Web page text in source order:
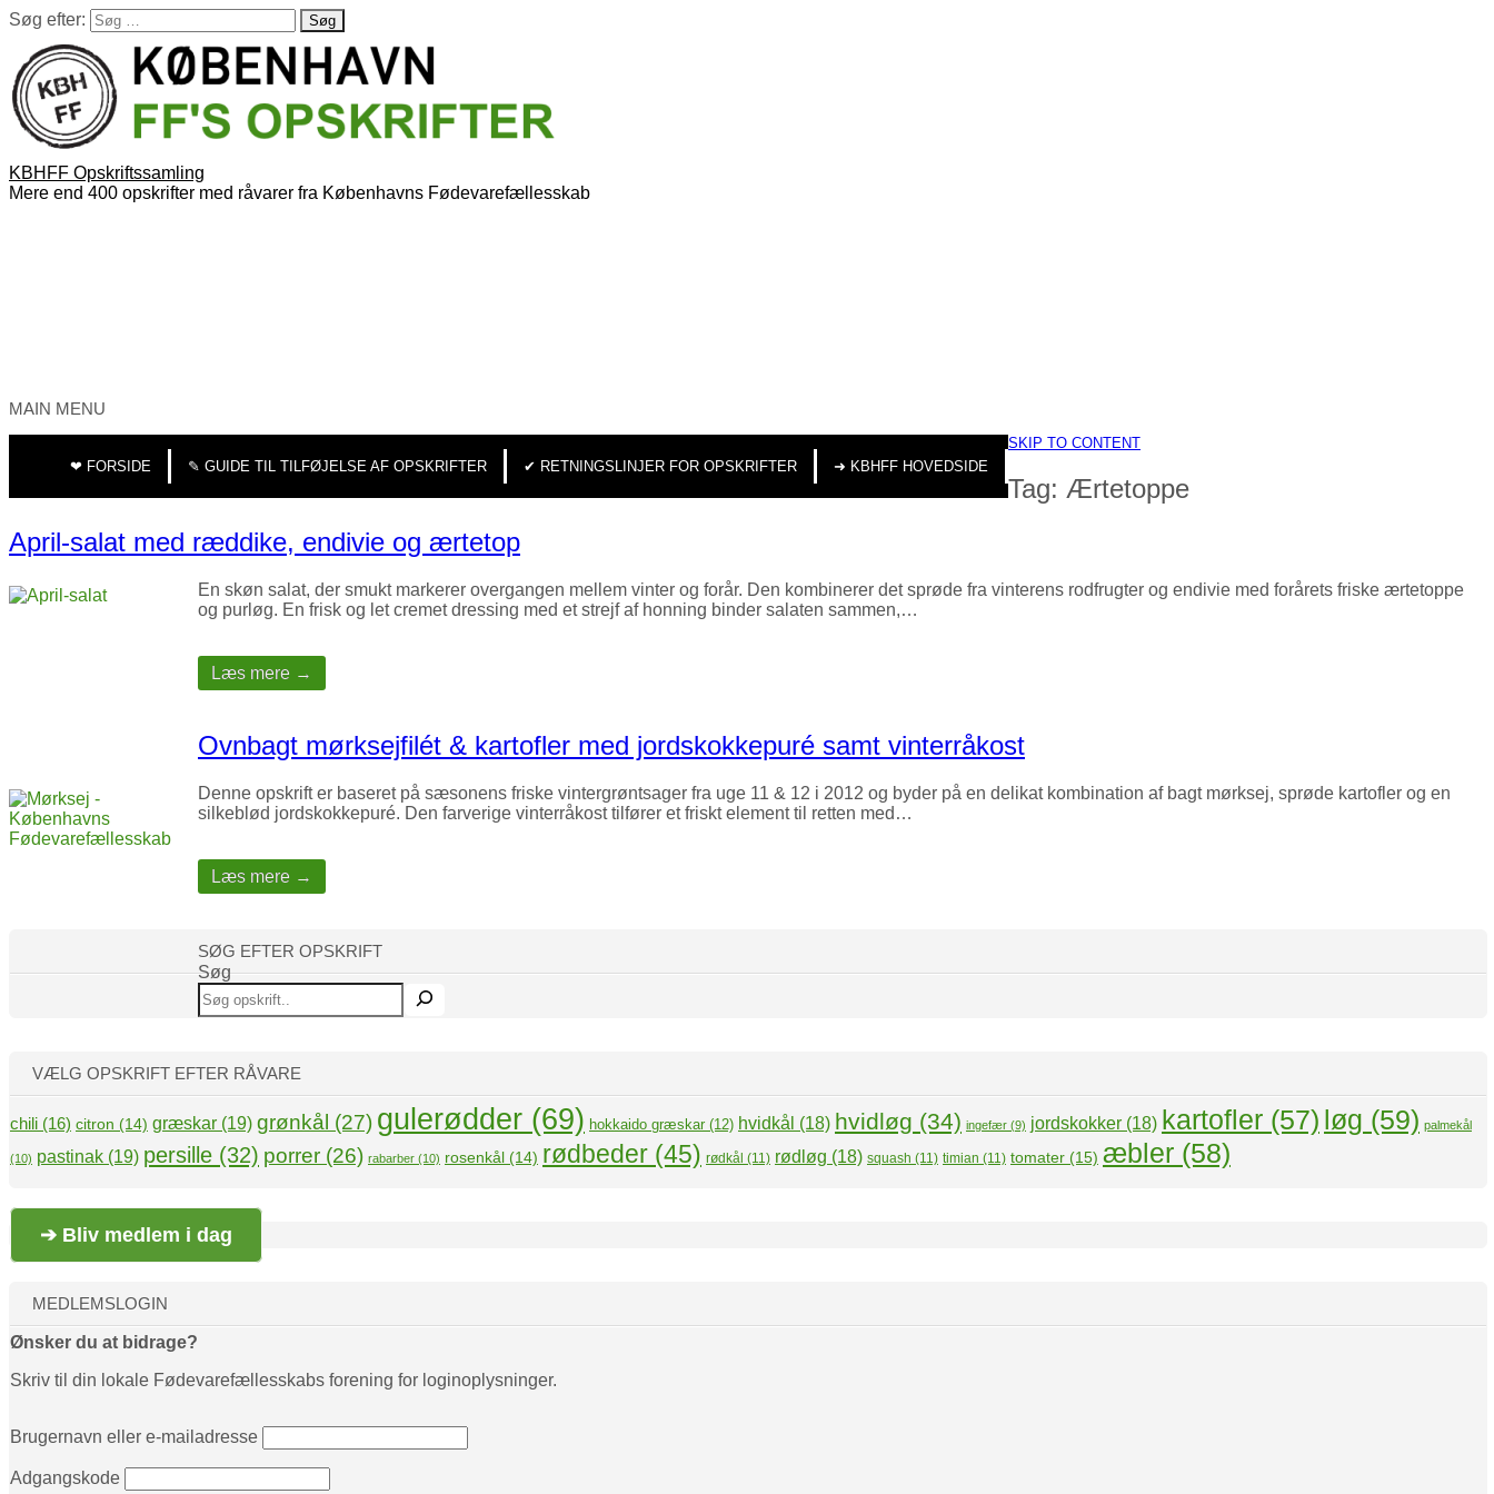
Søg efter:
KBHFF Opskriftssamling
Mere end 400 opskrifter med råvarer fra Københavns Fødevarefællesskab
MAIN MENU
SKIP TO CONTENT
❤︎ FORSIDE
✎ GUIDE TIL TILFØJELSE AF OPSKRIFTER ✔︎ RETNINGSLINJER FOR OPSKRIFTER ➜ KBHFF HOVEDSIDE
Tag: Ærtetoppe
April-salat med ræddike, endivie og ærtetop
En skøn salat, der smukt markerer overgangen mellem vinter og forår. Den kombinerer det sprøde fra vinterens rodfrugter og endivie med forårets friske ærtetoppe
og purløg. En frisk og let cremet dressing med et strejf af honning binder salaten sammen,…
Læs mere →
Ovnbagt mørksejfilét & kartofler med jordskokkepuré samt vinterråkost
Denne opskrift er baseret på sæsonens friske vintergrøntsager fra uge 11 & 12 i 2012 og byder på en delikat kombination af bagt mørksej, sprøde kartofler og en
silkeblød jordskokkepuré. Den farverige vinterråkost tilfører et friskt element til retten med…
Læs mere →
SØG EFTER OPSKRIFT
Søg
VÆLG OPSKRIFT EFTER RÅVARE
chili (16) citron (14) græskar (19) grønkål (27) gulerødder (69) hokkaido græskar (12) hvidkål (18) hvidløg (34) ingefær (9) jordskokker (18) kartofler (57) løg (59) palmekål
(10) pastinak (19) persille (32) porrer (26) rabarber (10) rosenkål (14) rødbeder (45) rødkål (11) rødløg (18) squash (11) timian (11) tomater (15) æbler (58)
➔ Bliv medlem i dag
MEDLEMSLOGIN
Ønsker du at bidrage?
Skriv til din lokale Fødevarefællesskabs forening for loginoplysninger.
Brugernavn eller e-mailadresse
Adgangskode